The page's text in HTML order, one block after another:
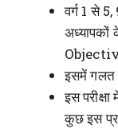
वर्ग 1 से
अध्यापकों
इसमें गलत
इस
कुछ इस